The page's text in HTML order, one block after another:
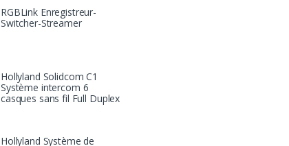
RGBLink Enregistreur-
Switcher-Streamer
Hollyland Solidcom C1
Système intercom 6
casques sans fil Full Duplex
Hollyland Système de